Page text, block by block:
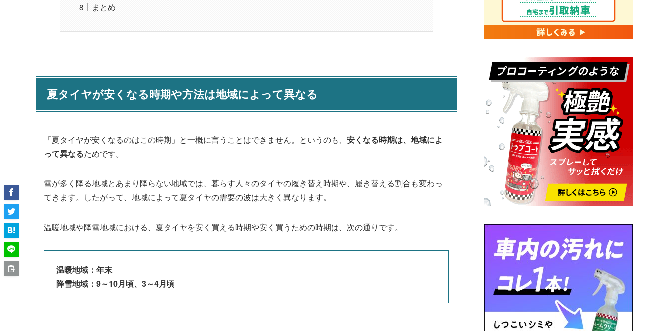
まとめ
夏タイヤが安くなる時期や方法は地域によって異なる
「夏タイヤが安くなるのはこの時期」と一概に言うことはできません。というのも、 安くなる時期は、地域によ
って異なるためです。
雪が多く降る地域とあまり降らない地域では、暮らす人々のタイヤの履き替え時期や、履き替える割合も変わっ
てきます。したがって、地域によって夏タイヤの需要の波は大きく異なります。
温暖地域や降雪地域における、夏タイヤを安く買える時期や安く買うための時期は、次の通りです。
温暖地域：年末
降雪地域：9～10月頃、3～4月頃